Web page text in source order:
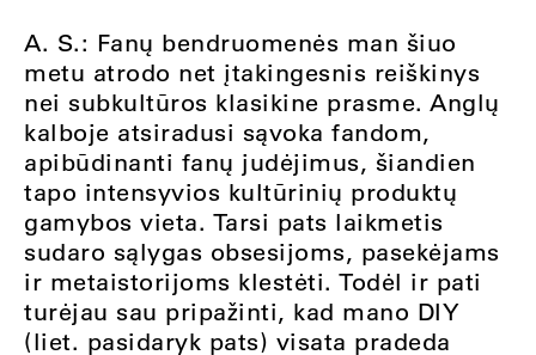
A. S.: Fanų bendruomenės man šiuo
metu atrodo net įtakingesnis reiškinys
nei subkultūros klasikine prasme. Anglų
kalboje atsiradusi sąvoka fandom,
apibūdinanti fanų judėjimus, šiandien
tapo intensyvios kultūrinių produktų
gamybos vieta. Tarsi pats laikmetis
sudaro sąlygas obsesijoms, pasekėjams
ir metaistorijoms klestėti. Todėl ir pati
turėjau sau pripažinti, kad mano DIY
(liet. pasidaryk pats) visata pradeda